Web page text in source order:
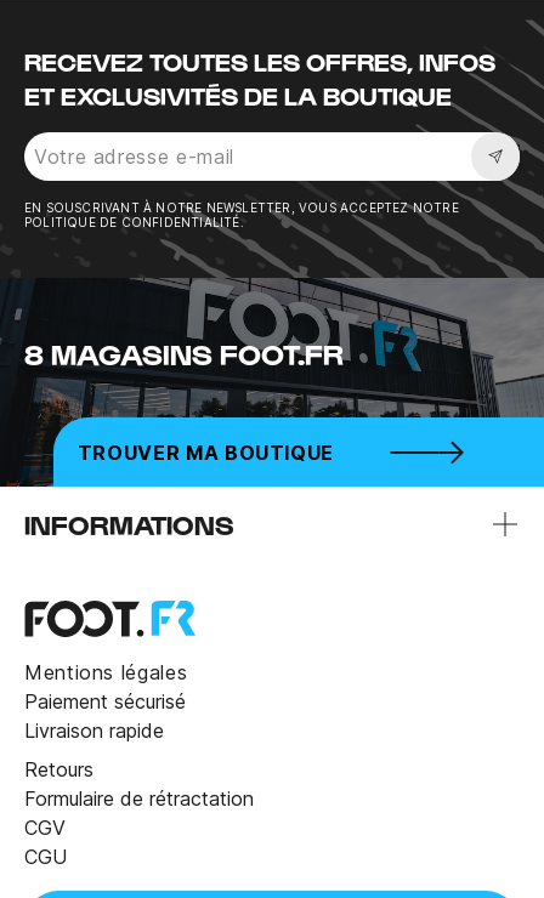
RECEVEZ TOUTES LES OFFRES, INFOS
ET EXCLUSIVITÉS DE LA BOUTIQUE
EN SOUSCRIVANT À NOTRE NEWSLETTER, VOUS ACCEPTEZ NOTRE
POLITIQUE DE CONFIDENTIALITÉ.
8 MAGASINS FOOT.FR
TROUVER MA BOUTIQUE
INFORMATIONS
Mentions légales
Paiement sécurisé
Livraison rapide
Retours
Formulaire de rétractation
CGV
CGU